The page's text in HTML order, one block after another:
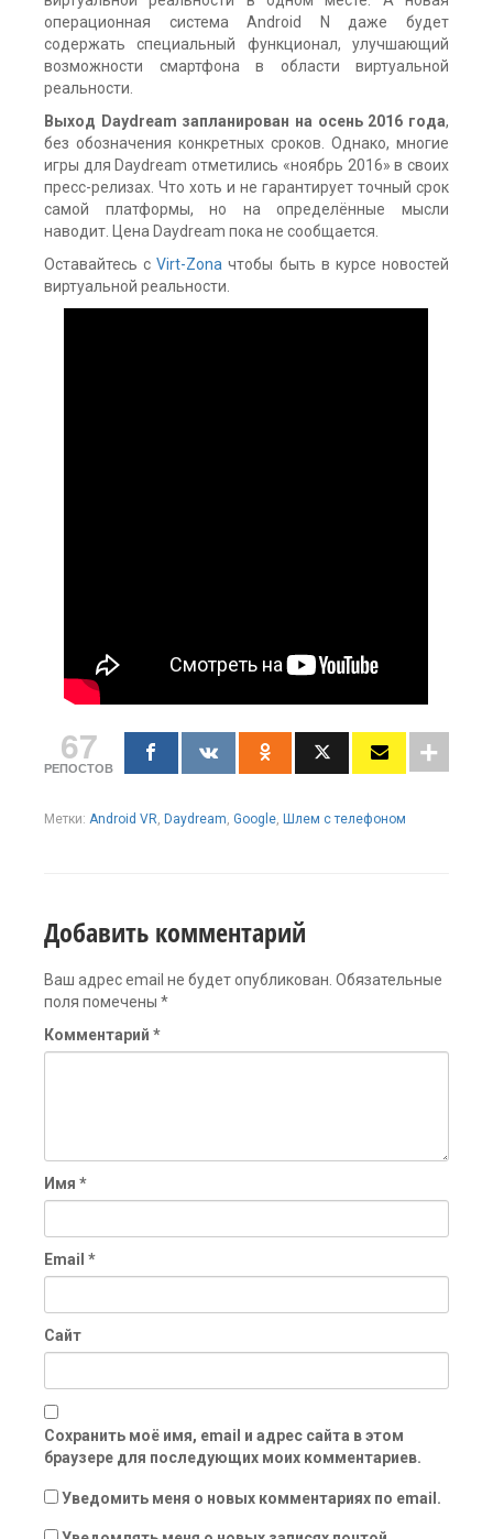
операционная система Android N даже будет
содержать специальный функционал, улучшающий
возможности смартфона в области виртуальной
реальности.
Выход Daydream запланирован на осень 2016 года,
без обозначения конкретных сроков. Однако, многие
игры для Daydream отметились «ноябрь 2016» в своих
пресс-релизах. Что хоть и не гарантирует точный срок
самой платформы, но на определённые мысли
наводит. Цена Daydream пока не сообщается.
Оставайтесь сVirt-Zona чтобы быть в курсе новостей
виртуальной реальности.
67
РЕПОСТОВ
Метки: Android VR Daydream Google Шлем с телефоном
Добавить комментарий
Ваш адрес email не будет опубликован. Обязательные
поля помечены *
Комментарий *
Имя *
Email *
Сайт
Сохранить моё имя, email и адрес сайта в этом
браузере для последующих моих комментариев.
Уведомить меня о новых комментариях по email.